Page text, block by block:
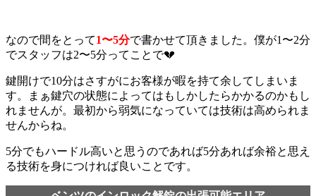
なので間をとって1〜5分で書かせて頂きました。僕が1〜2分
でスタッフは2〜5分ってことで💔
鍵開けで10分はさすがにお客様が暇を持て余してしまいま
す。まぁ鍵穴の状態によってはもしかしたらかかるのかもし
れませんが。最初から弱気になっていては技術は高められま
せんからね。
5分でもハードル高いと思うのであれば5分あれば余裕と思え
る技術を身につければ良いことです。